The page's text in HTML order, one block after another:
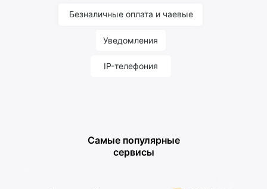
Уведомления
IP-телефония
Безналичные оплата и чаевые
Самые популярные
сервисы